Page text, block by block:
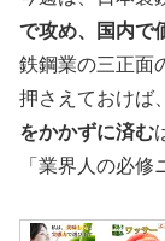
で攻め、国内で
鉄鋼業の三正面
押さえておけば、
をかかずに済む
「業界人の必修